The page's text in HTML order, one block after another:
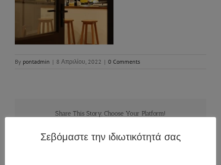
By pontadmin | 8 Απριλίου, 2022 | 0 Comments
Share This Story, Choose Your Platform!
Σεβόμαστε την ιδιωτικότητά σας